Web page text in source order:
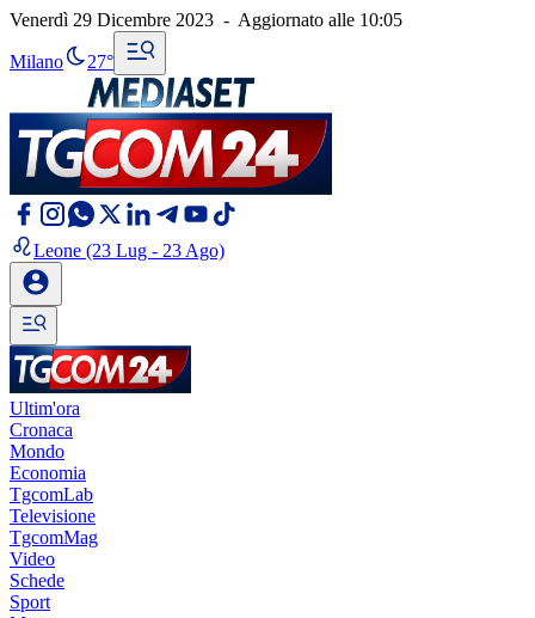
Venerdì 29 Dicembre 2023 - Aggiornato alle 10:05
Milano 27°
Leone (23 Lug - 23 Ago)
Ultim'ora
Cronaca
Mondo
Economia
TgcomLab
Televisione
TgcomMag
Video
Schede
Sport